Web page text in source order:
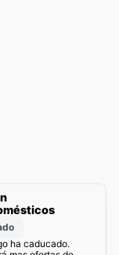
ha caducado.